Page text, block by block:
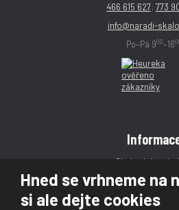
Hned se vrhneme na
si ale dejte cookies
466 615 627; 773
info@naradi-
Po–Pá 900–16
Obchodní
Reklamace
Magazín